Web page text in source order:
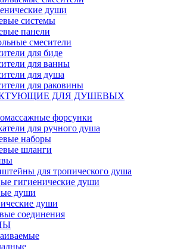
души
системы
панели
смесители
для биде
для ванны
для душа
для раковины
ДЛЯ ДУШЕВЫХ
форсунки
для ручного душа
наборы
шланги
для тропического душа
гигиенические души
души
души
соединения